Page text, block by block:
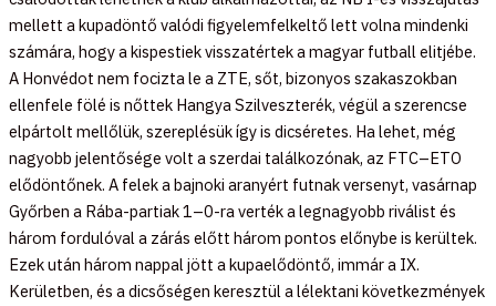
mellett a kupadöntő valódi figyelemfelkeltő lett volna mindenki
számára, hogy a kispestiek visszatértek a magyar futball elitjébe.
A Honvédot nem focizta le a ZTE, sőt, bizonyos szakaszokban
ellenfele fölé is nőttek Hangya Szilveszterék, végül a szerencse
elpártolt mellőlük, szereplésük így is dicséretes. Ha lehet, még
nagyobb jelentősége volt a szerdai találkozónak, az FTC–ETO
elődöntőnek. A felek a bajnoki aranyért futnak versenyt, vasárnap
Győrben a Rába-partiak 1–0-ra verték a legnagyobb riválist és
három fordulóval a zárás előtt három pontos előnybe is kerültek.
Ezek után három nappal jött a kupaelődöntő, immár a IX.
Kerületben, és a dicsőségen keresztül a lélektani következmények